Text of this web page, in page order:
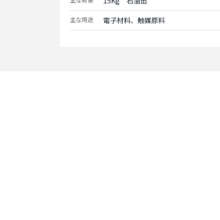
主な用途 電子材料、触媒原料